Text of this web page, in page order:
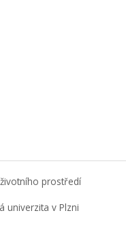
prostředí
univerzita v Plzni